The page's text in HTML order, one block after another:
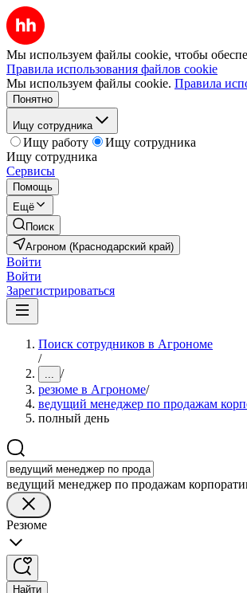
Мы используем файлы cookie, чтобы
Правила использования файлов cookie
Мы используем файлы cookie. Правила
Понятно
Ищу сотрудника
Ищу работу
Ищу сотрудника
Ищу сотрудника
Сервисы
Помощь
Ещё
Поиск
Агроном (Краснодарский край)
Войти
Войти
Зарегистрироваться
Поиск сотрудников в Агрономе
/
... /
резюме в Агрономе/
ведущий менеджер по продажам
полный день
ведущий менеджер по продажам
Резюме
Найти